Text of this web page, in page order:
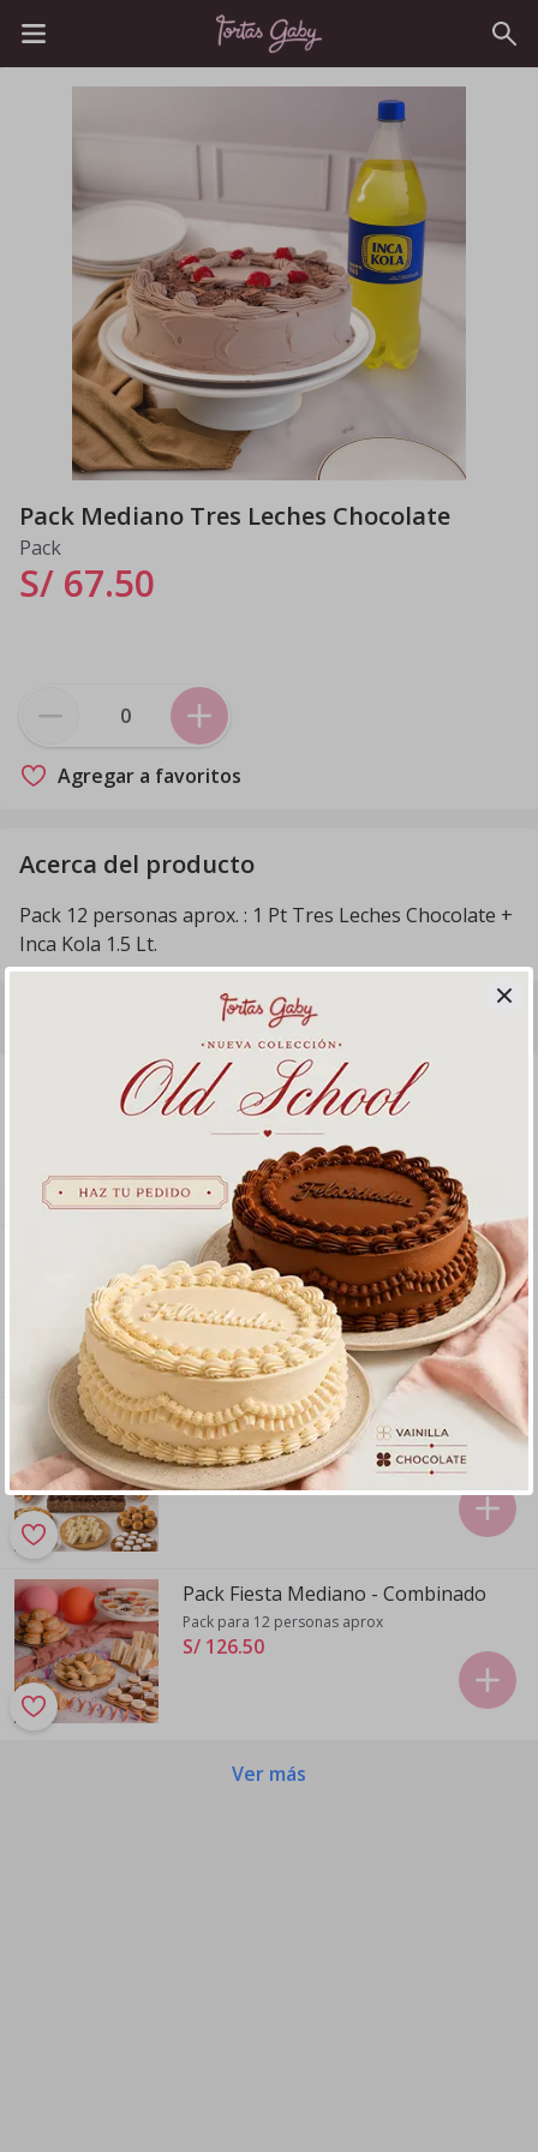
Pack Mediano Tres Leches Chocolate
Pack
S/ 67.50
Agregar a favoritos
Acerca del producto
Pack 12 personas aprox. : 1 Pt Tres Leches Chocolate +
Inca Kola 1.5 Lt.
Productos relacionados
Pack de 40 porciones en cajita -
Vainilla
40 porciones en cajita para fiesta
00
Pack Fiesta Mediano - Chocolate
Pack para 12 personas aprox
S/ 145 00
Pack Chocolate Rectangular
Para 40 personas
S/ 610.00
Pack Fiesta Mediano - Combinado
Pack para 12 personas aprox
S/ 126.50
Ver más